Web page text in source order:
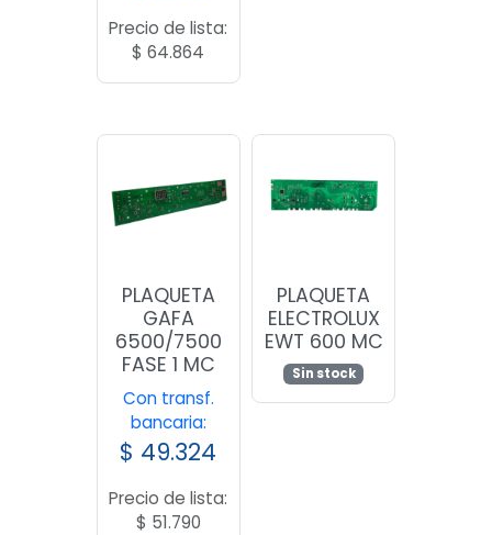
Precio de lista:
$ 64.864
PLAQUETA
GAFA
6500/7500
FASE 1 MC
Con transf.
bancaria:
$ 49.324
Precio de lista:
$ 51.790
PLAQUETA
ELECTROLUX
EWT 600 MC
Sin stock